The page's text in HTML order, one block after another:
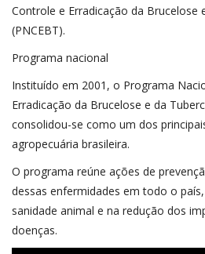
Controle e Erradicação da Brucelose
(PNCEBT).
Programa nacional
Instituído em 2001, o Programa
Erradicação da Brucelose e da
consolidou-se como um dos
agropecuária brasileira.
O programa reúne ações de
dessas enfermidades em todo o
sanidade animal e na redução dos
doenças.